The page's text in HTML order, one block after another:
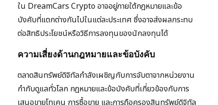
ใน DreamCars Crypto อาจอยู่ภายใต้กฎหมายและข้อ
บังคับที่แตกต่างกันไปในแต่ละประเทศ ซึ่งอาจส่งผลกระทบ
ต่อสิทธิประโยชน์หรือวิธีการลงทุนของนักลงทุนได้
ความเสี่ยงด้านกฎหมายและข้อบังคับ
ตลาดสินทรัพย์ดิจิทัลกำลังเผชิญกับการจับตาจากหน่วยงาน
กำกับดูแลทั่วโลก กฎหมายและข้อบังคับที่เกี่ยวข้องกับการ
เสนอขายโทเคน การซื้อขาย และการถือครองสินทรัพย์ดิจิทัล